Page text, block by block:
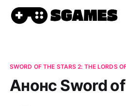
SWORD OF THE STARS 2: THE LORDS
Анонс Sword